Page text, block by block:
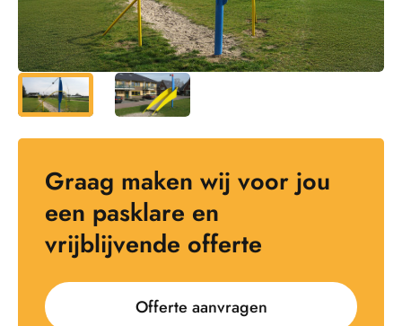
Graag maken wij voor jou
een pasklare en
vrijblijvende offerte
Offerte aanvragen